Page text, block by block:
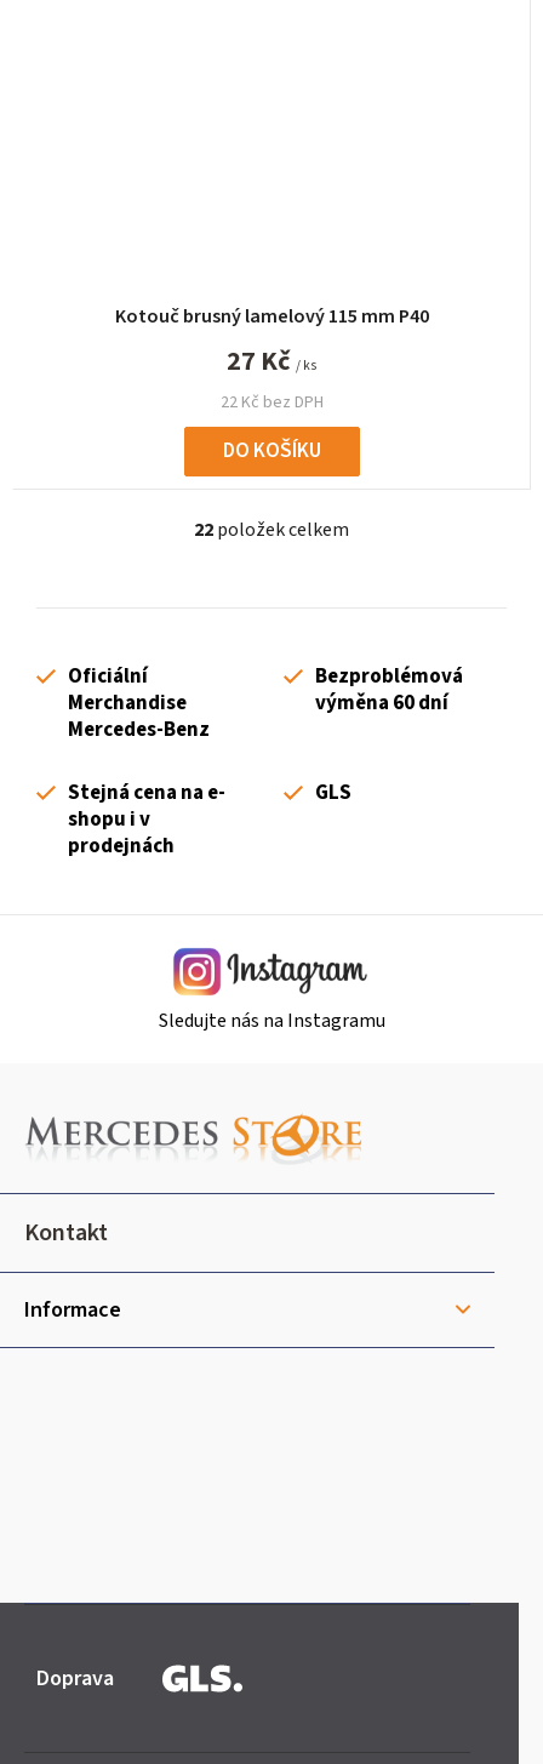
Kotouč brusný lamelový 115 mm P40
22 Kč bez DPH
27 Kč / ks
DO KOŠÍKU
O
l
v
ý
p
s
22položek celkem
Oficiální
Merchandise
Mercedes-Benz
Bezproblémová
výměna 60 dní
Stejná cena na e-
shopu i v
prodejnách
GLS
Sledujte nás na Instagramu
a
í
Kontakt
Informace
Doprava